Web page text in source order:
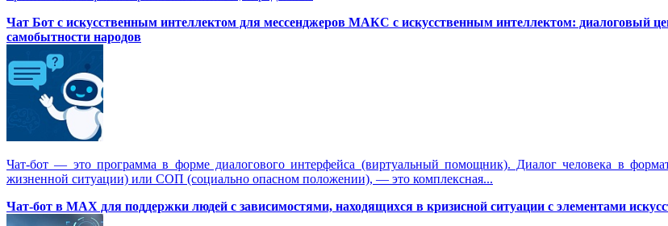
Чат Бот с искусственным интеллектом для мессенджеров МАКС с искусственным интеллектом: диалоговый
самобытности народов
Чат-бот — это программа в форме диалогового интерфейса (виртуальный помощник). Диалог человека в
жизненной ситуации) или СОП (социально опасном положении), — это комплексная...
Чат-бот в MAX для поддержки людей с зависимостями, находящихся в кризисной ситуации с элементами